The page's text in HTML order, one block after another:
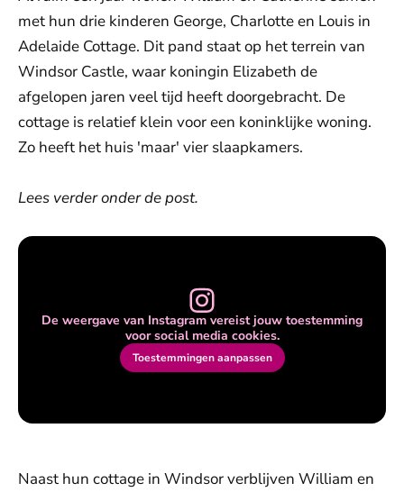
met hun drie kinderen George, Charlotte en Louis in
Adelaide Cottage. Dit pand staat op het terrein van
Windsor Castle, waar koningin Elizabeth de
afgelopen jaren veel tijd heeft doorgebracht. De
cottage is relatief klein voor een koninklijke woning.
Zo heeft het huis 'maar' vier slaapkamers.
Lees verder onder de post.
De weergave van Instagram vereist jouw toestemming
voor social media cookies.
Toestemmingen aanpassen
Naast hun cottage in Windsor verblijven William en